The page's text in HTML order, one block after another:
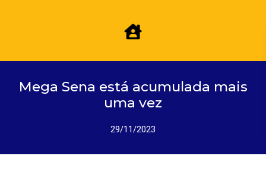
Mega Sena está acumulada mais
uma vez
29/11/2023